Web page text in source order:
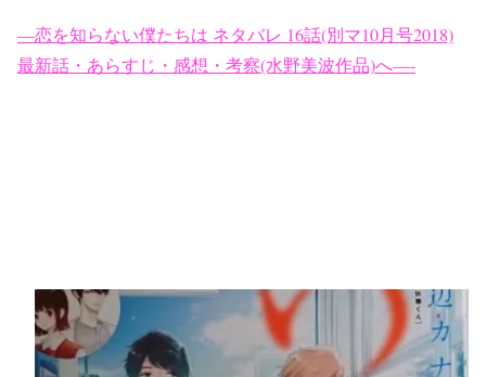
—恋を知らない僕たちは ネタバレ 16話(別マ10月号2018)
最新話・あらすじ・感想・考察(水野美波作品)へ—-